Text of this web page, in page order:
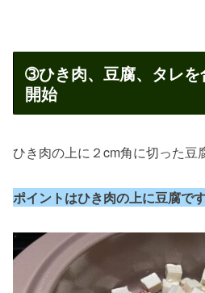
➂ひき肉、豆腐、タレを
開始
ひき肉の上に２cm角に切った豆
ポイントはひき肉の上に豆腐で